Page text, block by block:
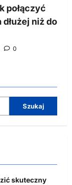
połączyć
dłużej niż do
0
Szukaj
skuteczny